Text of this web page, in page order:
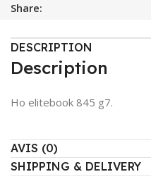
Share:
DESCRIPTION
Description
Ho elitebook 845 g7.
AVIS (0)
SHIPPING & DELIVERY